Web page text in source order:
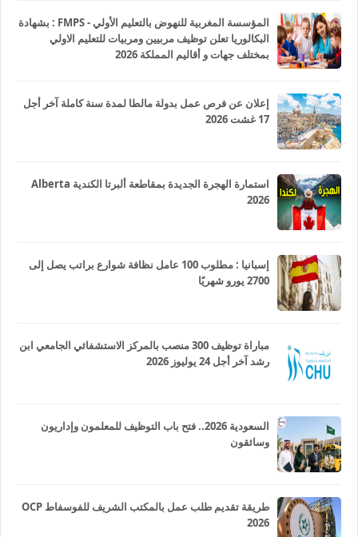
المؤسسة المغربية للنهوض بالتعليم الأولي - FMPS : بشهادة
البكالوريا تعلن توظيف مربيين ومربيات للتعليم الاولي
بمختلف جهات و أقاليم المملكة 2026
إعلان عن فرص عمل بدولة مالطا لمدة سنة كاملة آخر أجل
17 غشت 2026
استمارة الهجرة الجديدة بمقاطعة ألبرتا الكندية Alberta
2026
إسبانيا : مطلوب 100 عامل نظافة شوارع براتب يصل إلى
2700 يورو شهريًا
مباراة توظيف 300 منصب بالمركز الاستشفائي الجامعي ابن
رشد آخر أجل 24 يوليوز 2026
السعودية 2026.. فتح باب التوظيف للمعلمون وإداريون
وسائقون
طريقة تقديم طلب عمل بالمكتب الشريف للفوسفاط OCP
2026